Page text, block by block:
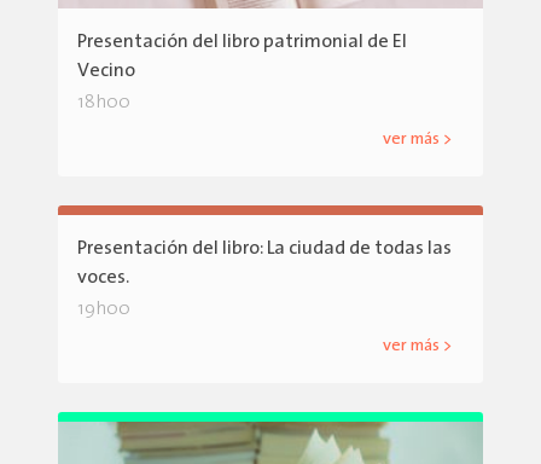
Presentación del libro patrimonial de El
Vecino
18h00
ver más >
Presentación del libro: La ciudad de todas las
voces.
19h00
ver más >